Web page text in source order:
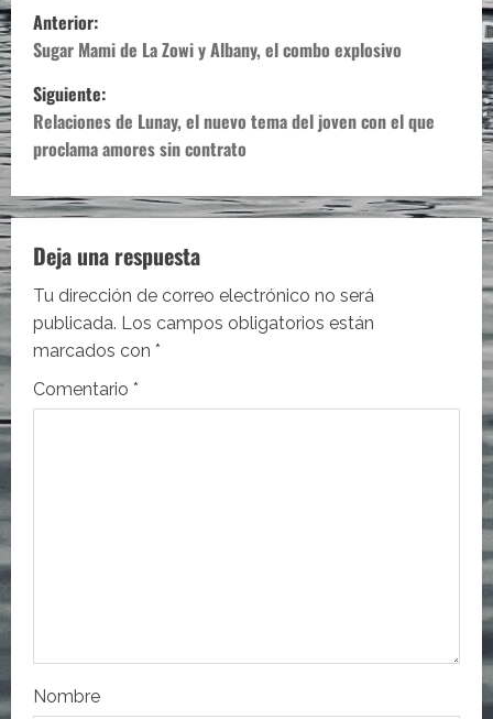
N
a
v
e
g
a
c
i
ó
t
r
Anterior:
Sugar Mami de La Zowi y Albany, el combo explosivo
Siguiente:
Relaciones de Lunay, el nuevo tema del joven con el que
proclama amores sin contrato
Deja una respuesta
Tu dirección de correo electrónico no será
publicada. Los campos obligatorios están
marcados con *
Comentario *
Nombre